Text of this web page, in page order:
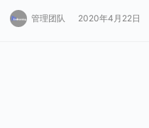
10:00-11:30通过“腾讯会议”…
管理团队 2020年4月22日